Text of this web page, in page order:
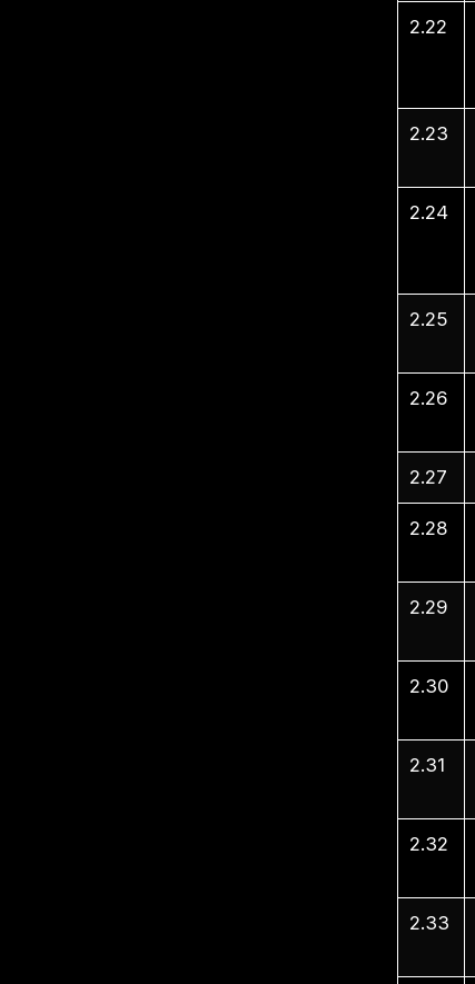
2.22
2.23
2.24
2.25
2.26
2.27
2.28
2.29
2.30
2.31
2.32
2.33